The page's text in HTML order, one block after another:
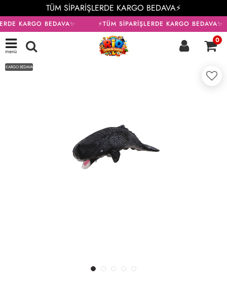
TÜM SİPARİŞLERDE KARGO BEDAVA⚡
KARGO BEDAVA✨ ⚡TÜM SİPARİŞLERDE KARGO BEDAVA✨
menü
0
KARGO BEDAVA